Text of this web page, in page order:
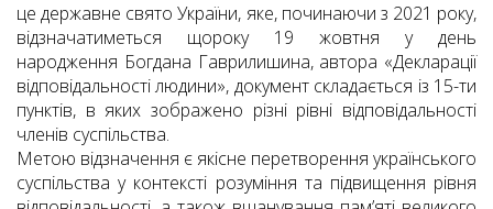
це державне свято України, яке, починаючи з 2021 року,
відзначатиметься щороку 19 жовтня у день
народження Богдана Гаврилишина, автора «Декларації
відповідальності людини», документ складається із 15-ти
пунктів, в яких зображено різні рівні відповідальності
членів суспільства.
Метою відзначення є якісне перетворення українського
суспільства у контексті розуміння та підвищення рівня